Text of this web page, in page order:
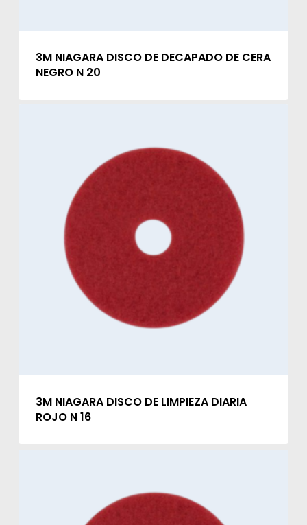
3M NIAGARA DISCO DE DECAPADO DE CERA
NEGRO N 20
3M NIAGARA DISCO DE LIMPIEZA DIARIA
ROJO N 16